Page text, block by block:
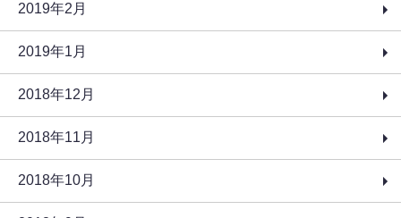
2019年2月
2019年1月
2018年12月
2018年11月
2018年10月